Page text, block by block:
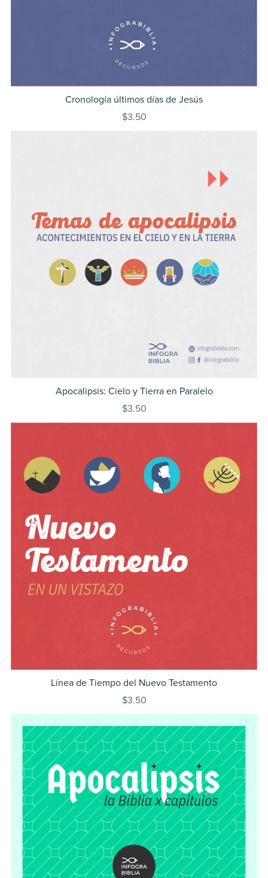
Cronología últimos días de Jesús
$3.50
Apocalipsis: Cielo y Tierra en Paralelo
$3.50
Línea de Tiempo del Nuevo Testamento
$3.50